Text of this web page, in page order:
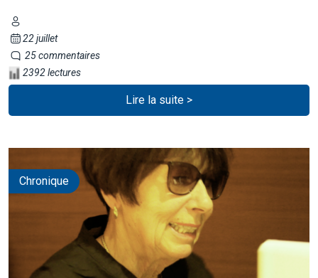
22 juillet
25 commentaires
2392 lectures
Lire la suite >
Chronique